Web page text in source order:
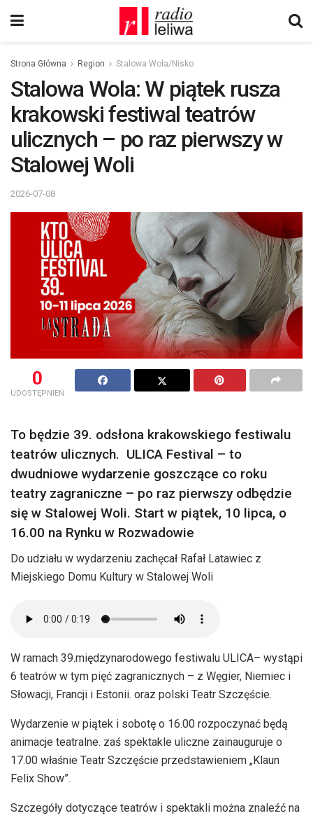
Strona Główna Region Stalowa Wola/Nisko
Stalowa Wola: W piątek rusza
krakowski festiwal teatrów
ulicznych – po raz pierwszy w
Stalowej Woli
2026-07-08
0
UDOSTĘPNIEŃ
To będzie 39. odsłona krakowskiego festiwalu
teatrów ulicznych. ULICA Festival – to
dwudniowe wydarzenie goszczące co roku
teatry zagraniczne – po raz pierwszy odbędzie
się w Stalowej Woli. Start w piątek, 10 lipca, o
16.00 na Rynku w Rozwadowie
Do udziału w wydarzeniu zachęcał Rafał Latawiec z
Miejskiego Domu Kultury w Stalowej Woli
W ramach 39.międzynarodowego festiwalu ULICA– wystąpi
6 teatrów w tym pięć zagranicznych – z Węgier, Niemiec i
Słowacji, Francji i Estonii. oraz polski Teatr Szczęście.
Wydarzenie w piątek i sobotę o 16.00 rozpoczynać będą
animacje teatralne. zaś spektakle uliczne zainauguruje o
17.00 właśnie Teatr Szczęście przedstawieniem „Klaun
Felix Show”.
Szczegóły dotyczące teatrów i spektakli można znaleźć na